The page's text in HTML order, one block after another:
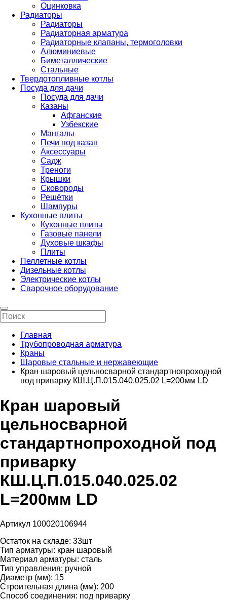
Оцинковка
Радиаторы
Радиаторы
Радиаторная арматура
Радиаторные клапаны, термоголовки
Алюминиевые
Биметаллические
Стальные
Твердотопливные котлы
Посуда для дачи
Посуда для дачи
Казаны
Афганские
Узбекские
Мангалы
Печи под казан
Аксессуары
Садж
Треноги
Крышки
Сковороды
Решётки
Шампуры
Кухонные плиты
Кухонные плиты
Газовые панели
Духовые шкафы
Плиты
Пеллетные котлы
Дизельные котлы
Электрические котлы
Сварочное оборудование
Главная
Трубопроводная арматура
Краны
Шаровые стальные и нержавеющие
Кран шаровый цельносварной стандартнопроходной
под приварку КШ.Ц.П.015.040.025.02 L=200мм LD
Кран шаровый
цельносварной
стандартнопроходной под
приварку
КШ.Ц.П.015.040.025.02
L=200мм LD
Артикул 100020106944
Остаток на складе: 33шт
Тип арматуры: кран шаровый
Материал арматуры: сталь
Тип управления: ручной
Диаметр (мм): 15
Строительная длина (мм): 200
Способ соединения: под приварку